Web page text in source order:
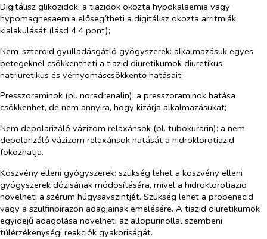
Digitálisz glikozidok: a tiazidok okozta hypokalaemia vagy
hypomagnesaemia elősegítheti a digitálisz okozta arritmiák
kialakulását (lásd 4.4 pont);
Nem-szteroid gyulladásgátló gyógyszerek: alkalmazásuk egyes
betegeknél csökkentheti a tiazid diuretikumok diuretikus,
natriuretikus és vérnyomáscsökkentő hatásait;
Presszoraminok (pl. noradrenalin): a presszoraminok hatása
csökkenhet, de nem annyira, hogy kizárja alkalmazásukat;
Nem depolarizáló vázizom relaxánsok (pl. tubokurarin): a nem
depolarizáló vázizom relaxánsok hatását a hidroklorotiazid
fokozhatja.
Köszvény elleni gyógyszerek: szükség lehet a köszvény elleni
gyógyszerek dózisának módosítására, mivel a hidroklorotiazid
növelheti a szérum húgysavszintjét. Szükség lehet a probenecid
vagy a szulfinpirazon adagjainak emelésére. A tiazid diuretikumok
egyidejű adagolása növelheti az allopurinollal szembeni
túlérzékenységi reakciók gyakoriságát.